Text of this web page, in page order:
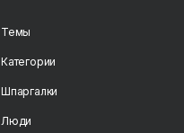
Темы
Категории
Шпаргалки
Люди